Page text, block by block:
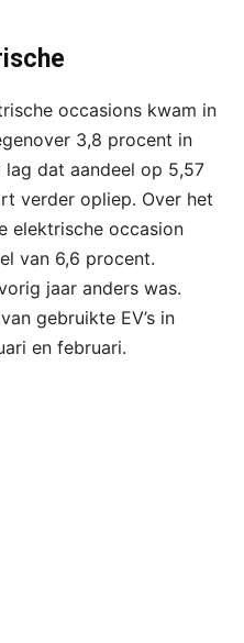
occasions kwam in
3,8 procent in
dat aandeel op 5,57
verder opliep. Over het
elektrische occasion
van 6,6 procent.
jaar anders was.
gebruikte EV’s in
en februari.